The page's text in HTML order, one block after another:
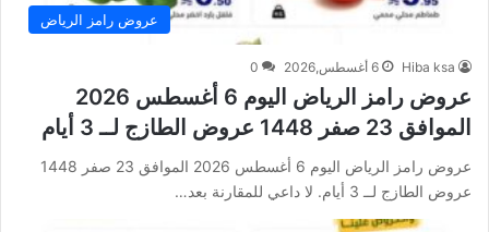
عروض رامز الرياض
Hiba ksa 6 أغسطس,2026 0
عروض رامز الرياض اليوم 6 أغسطس 2026
الموافق 23 صفر 1448 عروض الطازج لــ 3 أيام
عروض رامز الرياض اليوم 6 أغسطس 2026 الموافق 23 صفر 1448
عروض الطازج لــ 3 أيام. لا داعي للمقارنة بعد…